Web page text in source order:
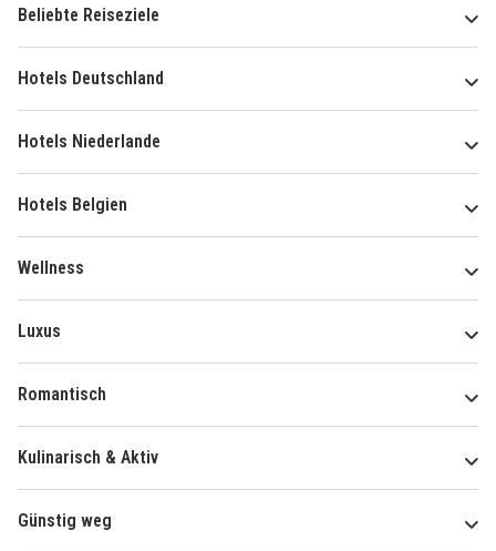
Beliebte Reiseziele
Hotels Deutschland
Hotels Niederlande
Hotels Belgien
Wellness
Luxus
Romantisch
Kulinarisch & Aktiv
Günstig weg